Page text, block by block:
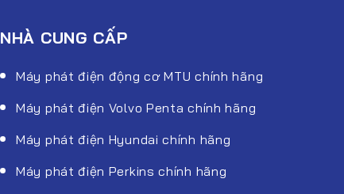
NHÀ CUNG CẤP
Máy phát điện động cơ MTU chính hãng
Máy phát điện Volvo Penta chính hãng
Máy phát điện Hyundai chính hãng
Máy phát điện Perkins chính hãng